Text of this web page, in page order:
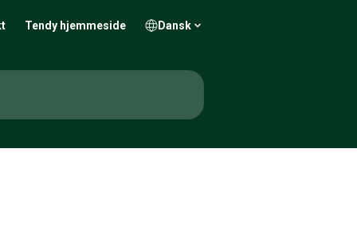
Tendy hjemmeside Dansk